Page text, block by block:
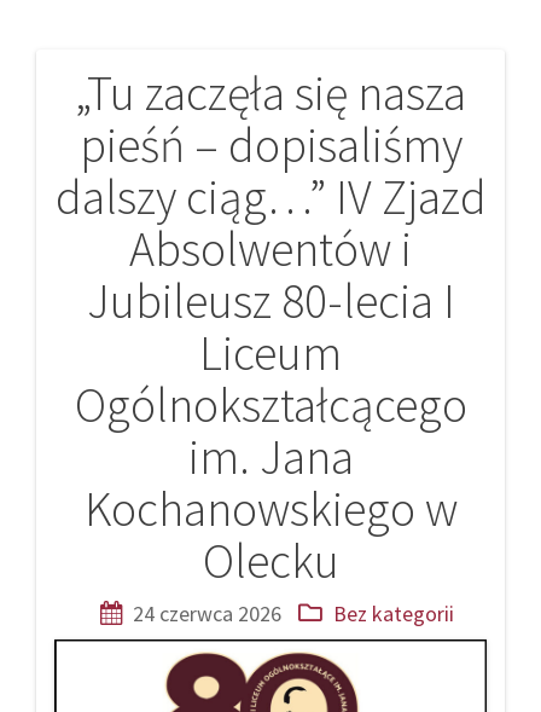
„Tu zaczęła się nasza
pieśń – dopisaliśmy
dalszy ciąg…” IV Zjazd
Absolwentów i
Jubileusz 80-lecia I
Liceum
Ogólnokształcącego
im. Jana
Kochanowskiego w
Olecku
24 czerwca 2026 Bez kategorii
Nawigacja
wpisu